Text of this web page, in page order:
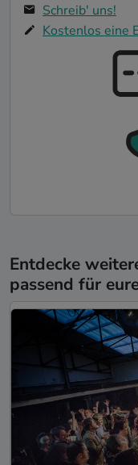
Schreib' uns!
Kostenlos eine
Entdecke
passend für